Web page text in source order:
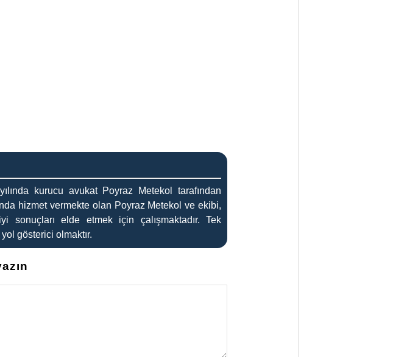
kurucu avukat Poyraz Metekol tarafından
hizmet vermekte olan Poyraz Metekol ve ekibi,
sonuçları elde etmek için çalışmaktadır. Tek
gösterici olmaktır.